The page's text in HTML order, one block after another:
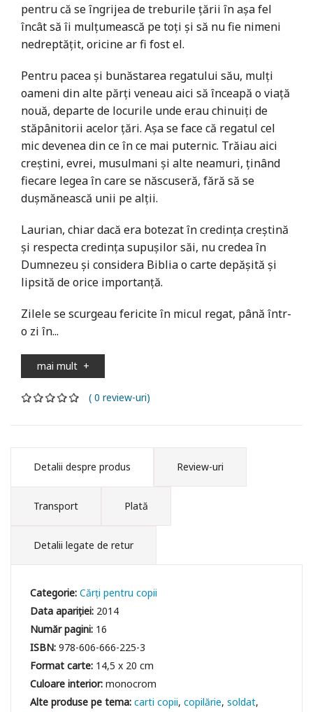
pentru că se îngrijea de treburile ţării în aşa fel
încât să îi mulţumească pe toţi şi să nu fie nimeni
nedreptăţit, oricine ar fi fost el.
Pentru pacea şi bunăstarea regatului său, mulţi
oameni din alte părţi veneau aici să înceapă o viaţă
nouă, departe de locurile unde erau chinuiţi de
stăpânitorii acelor ţări. Aşa se face că regatul cel
mic devenea din ce în ce mai puternic. Trăiau aici
creştini, evrei, musulmani şi alte neamuri, ţinând
fiecare legea în care se născuseră, fără să se
duşmănească unii pe alţii.
Laurian, chiar dacă era botezat în credinţa creştină
şi respecta credinţa supuşilor săi, nu credea în
Dumnezeu şi considera Biblia o carte depăşită şi
lipsită de orice importanţă.
Zilele se scurgeau fericite în micul regat, până într-
o zi în...
mai mult +
( 0 review-uri)
Detalii despre produs Review-uri
Transport Plată
Detalii legate de retur
Categorie:Cărți pentru copii
Data apariției: 2014
Număr pagini: 16
ISBN:978-606-666-225-3
Format carte: 14,5 x 20 cm
Culoare interior:monocrom
carti copii copilărie soldat